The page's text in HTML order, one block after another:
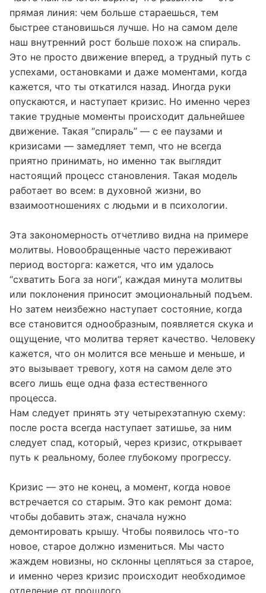
здесь нет быстрых и простых решений.
Часто нам хочется верить, что развитие — это
прямая линия: чем больше стараешься, тем
быстрее становишься лучше. Но на самом деле
наш внутренний рост больше похож на спираль.
Это не просто движение вперед, а трудный путь с
успехами, остановками и даже моментами, когда
кажется, что ты откатился назад. Иногда руки
опускаются, и наступает кризис. Но именно через
такие трудные моменты происходит дальнейшее
движение. Такая “спираль” — с ее паузами и
кризисами — замедляет темп, что не всегда
приятно принимать, но именно так выглядит
настоящий процесс становления. Такая модель
взаимоотношениях с людьми и в психологии.
Эта закономерность отчетливо видна на примере
молитвы. Новообращенные часто переживают
период восторга: кажется, что им удалось
“схватить Бога за ноги”, каждая минута молитвы
или поклонения приносит эмоциональный подъем.
Но затем неизбежно наступает состояние, когда
все становится однообразным, появляется скука и
ощущение, что молитва теряет качество. Человеку
кажется, что он молится все меньше и меньше, и
это вызывает тревогу, хотя на самом деле это
всего лишь еще одна фаза естественного
процесса.
Нам следует принять эту четырехэтапную схему:
после роста всегда наступает затишье, за ним
путь к реальному, более глубокому прогрессу.
Кризис — это не конец, а момент, когда новое
встречается со старым. Это как ремонт дома:
чтобы добавить этаж, сначала нужно
демонтировать крышу. Чтобы появилось что-то
новое, старое должно измениться. Мы часто
жаждем новизны, но склонны цепляться за старое,